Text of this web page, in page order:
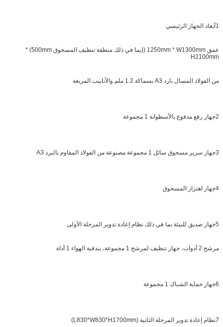
1أبعاد الجهاز الرئيسي
عمق 1250mm * W1300mm ((بما في ذلك منطقة تنظيف المسحوق 500mm) *
H2100mm
من الفولاذ المسال بارد A3 بسماكة 1.2 ملم والأنابيب المربعة
2جهاز رفع مدفوع بالأسطوانة 1 مجموعة
3جهاز سرير مسحوق سائل 1 مجموعة مصنوعة من الفولاذ المقاوم بالبرد A3
4جهاز اهتزاز المسحوق
5جهاز صديق للبيئة بما في ذلك نظام إعادة تدوير المرحلة الأولى
مرشح 2 أدوات، جهاز تنظيف لمرشح 1 مجموعة، بندقية الهواء 1 أداة
6جهاز حماية الشباك 1 مجموعة
7نظام إعادة تدوير المرحلة الثانية (L830*W830*H1700mm)